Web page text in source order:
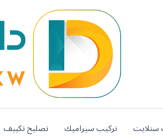
ستلايت تركيب سيراميك تصليح تكييف